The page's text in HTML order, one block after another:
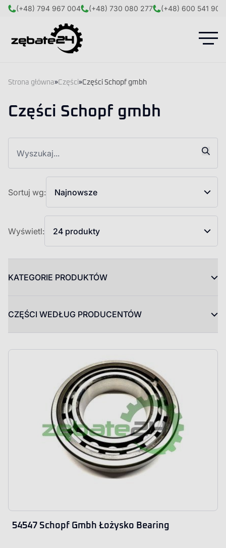
(+48) 794 967 004 (+48) 730 080 277 (+48) 600 541 908
Strona główna»Części»Części Schopf gmbh
Części Schopf gmbh
Sortuj wg: Najnowsze
Wyświetl: 24 produkty
KATEGORIE PRODUKTÓW
CZĘŚCI WEDŁUG PRODUCENTÓW
54547 Schopf Gmbh Łożysko Bearing